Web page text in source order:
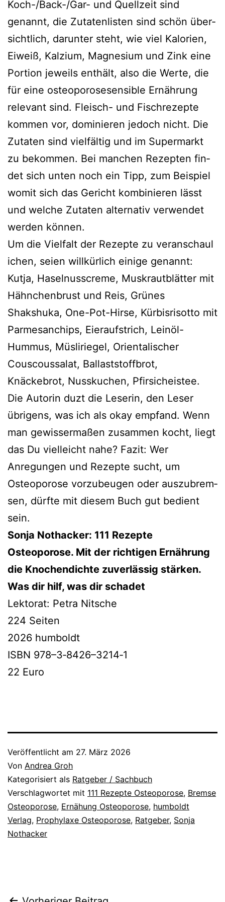
Koch-/Back-/Gar- und Quellzeit sind
genannt, die Zutatenlisten sind schön über­
sicht­lich, dar­un­ter steht, wie viel Kalorien,
Eiweiß, Kalzium, Magnesium und Zink eine
Portion jeweils ent­hält, also die Werte, die
für eine osteo­po­ro­se­sen­si­ble Ernährung
rele­vant sind. Fleisch- und Fischrezepte
kom­men vor, domi­nie­ren jedoch nicht. Die
Zutaten sind viel­fäl­tig und im Supermarkt
zu bekom­men. Bei man­chen Rezepten fin­
det sich unten noch ein Tipp, zum Beispiel
womit sich das Gericht kom­bi­nie­ren lässt
und wel­che Zutaten alter­na­tiv ver­wen­det
wer­den können.
Um die Vielfalt der Rezepte zu ver­an­schau­l
i­chen, sei­en will­kür­lich eini­ge genannt:
Kutja, Haselnusscreme, Muskrautblätter mit
Hähnchenbrust und Reis, Grünes
Shakshuka, One-Pot-Hirse, Kürbisrisotto mit
Parmesanchips, Eieraufstrich, Leinöl-
Hummus, Müsliriegel, Orientalischer
Couscoussalat, Ballaststoffbrot,
Knäckebrot, Nusskuchen, Pfirsicheistee.
Die Autorin duzt die Leserin, den Leser
übri­gens, was ich als okay emp­fand. Wenn
man gewis­ser­ma­ßen zusam­men kocht, liegt
das Du viel­leicht nahe? Fazit: Wer
Anregungen und Rezepte sucht, um
Osteoporose vor­zu­beu­gen oder aus­zu­brem­
sen, dürf­te mit die­sem Buch gut bedient
sein.
Sonja Nothacker: 111 Rezepte
Osteoporose. Mit der rich­ti­gen Ernährung
die Knochendichte zuver­läs­sig stär­ken.
Was dir hilf, was dir schadet
Lektorat: Petra Nitsche
224 Seiten
2026 humboldt
ISBN 978–3‑8426–3214‑1
22 Euro
Veröffentlicht am 27. März 2026
Von Andrea Groh
Kategorisiert als Ratgeber / Sachbuch
Verschlagwortet mit 111 Rezepte Osteoporose, Bremse
Osteoporose, Ernähung Osteoporose, humboldt
Verlag, Prophylaxe Osteoporose, Ratgeber, Sonja
Nothacker